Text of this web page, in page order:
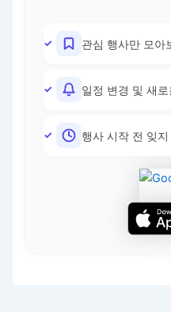
관심 행사만 모아
일정 변경 및 새
행사 시작 전 잊